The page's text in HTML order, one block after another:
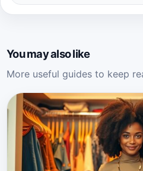
You may also like
More useful guides to keep